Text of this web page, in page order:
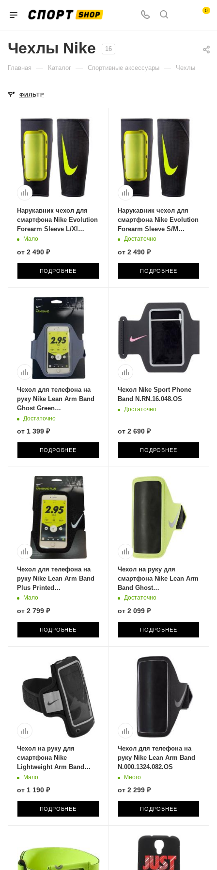
0
Чехлы Nike 16
Главная — Каталог — Спортивные аксессуары — Чехлы
ФИЛЬТР
Нарукавник чехол для
смартфона Nike Evolution
Forearm Sleeve L/Xl
N.ER.19.023.LX
Мало
от 2 490 ₽
ПОДРОБНЕЕ
Нарукавник чехол для
смартфона Nike Evolution
Forearm Sleeve S/M
N.ER.19.023.SM
Достаточно
от 2 490 ₽
ПОДРОБНЕЕ
Чехол для телефона на
руку Nike Lean Arm Band
Ghost Green
N.000.1324.483.OS
Достаточно
от 1 399 ₽
ПОДРОБНЕЕ
Чехол Nike Sport Phone
Band N.RN.16.048.OS
Достаточно
от 2 690 ₽
ПОДРОБНЕЕ
Чехол для телефона на
руку Nike Lean Arm Band
Plus Printed
N.100.3639.045.OS
Мало
от 2 799 ₽
ПОДРОБНЕЕ
Чехол на руку для
смартфона Nike Lean Arm
Band Ghost
N.000.1324.342.OS
Достаточно
от 2 099 ₽
ПОДРОБНЕЕ
Чехол на руку для
смартфона Nike
Lightweight Arm Band
N.RN.25.001.OS
Мало
от 1 190 ₽
ПОДРОБНЕЕ
Чехол для телефона на
руку Nike Lean Arm Band
N.000.1324.082.OS
Много
от 2 299 ₽
ПОДРОБНЕЕ